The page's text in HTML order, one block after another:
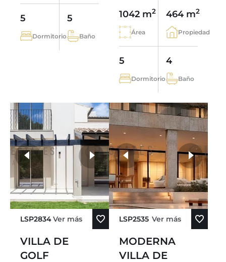
5
Dormitorio
5
Baño
1042 m2
Área
464 m2
Propiedad
5
Dormitorio
4
Baño
LSP2834Ver más
VILLA DE
GOLF
más fotos
LSP2535 Ver más
MODERNA
VILLA DE